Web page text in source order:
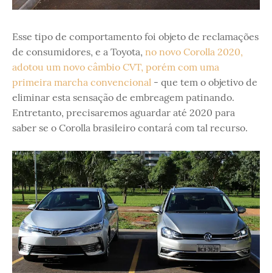
Esse tipo de comportamento foi objeto de reclamações
de consumidores, e a Toyota, no novo Corolla 2020,
adotou um novo câmbio CVT, porém com uma
primeira marcha convencional - que tem o objetivo de
eliminar esta sensação de embreagem patinando.
Entretanto, precisaremos aguardar até 2020 para
saber se o Corolla brasileiro contará com tal recurso.